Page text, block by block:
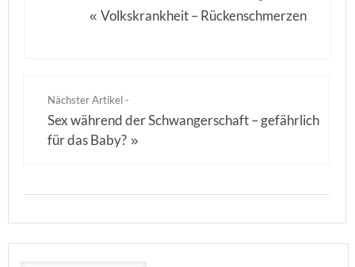
«Volkskrankheit – Rückenschmerzen
Nächster Artikel -
Sex während der Schwangerschaft – gefährlich
für das Baby? »